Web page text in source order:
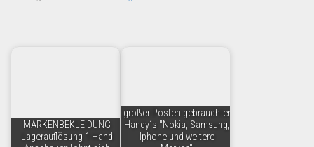
MARKENBEKLEIDUNG
Lagerauflösung 1 Hand
großer Posten gebrauchter
Handy´s "Nokia, Samsung,
Iphone und weitere